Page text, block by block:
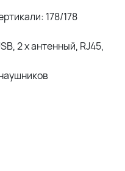
178/178
2 x антенный, RJ45,